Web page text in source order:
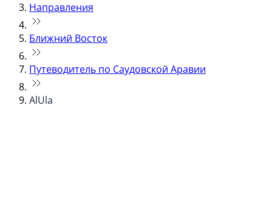
Направления
Ближний Восток
Путеводитель по Саудовской Аравии
AlUla